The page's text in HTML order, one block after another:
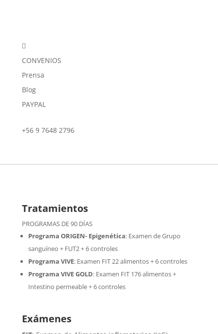

CONVENIOS
Prensa
Blog
PAYPAL
+56 9 7648 2796
Tratamientos
PROGRAMAS DE 90 DÍAS
Programa ORIGEN- Epigenética:Examen de Grupo
sanguíneo + FUT2 + 6 controles
Programa VIVE: Examen FIT 22 alimentos + 6 controles
Programa VIVE GOLD: Examen FIT 176 alimentos +
Intestino permeable + 6 controles
Exámenes